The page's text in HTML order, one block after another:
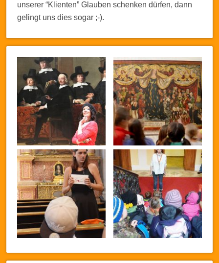
unserer “Klienten” Glauben schenken dürfen, dann
gelingt uns dies sogar ;-).